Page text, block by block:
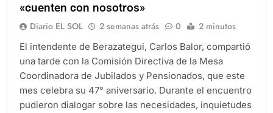
«cuenten con nosotros»
Diario EL SOL 2 semanas atrás 0 2 minutos
El intendente de Berazategui, Carlos Balor, compartió
una tarde con la Comisión Directiva de la Mesa
Coordinadora de Jubilados y Pensionados, que este
mes celebra su 47° aniversario. Durante el encuentro
pudieron dialogar sobre las necesidades, inquietudes